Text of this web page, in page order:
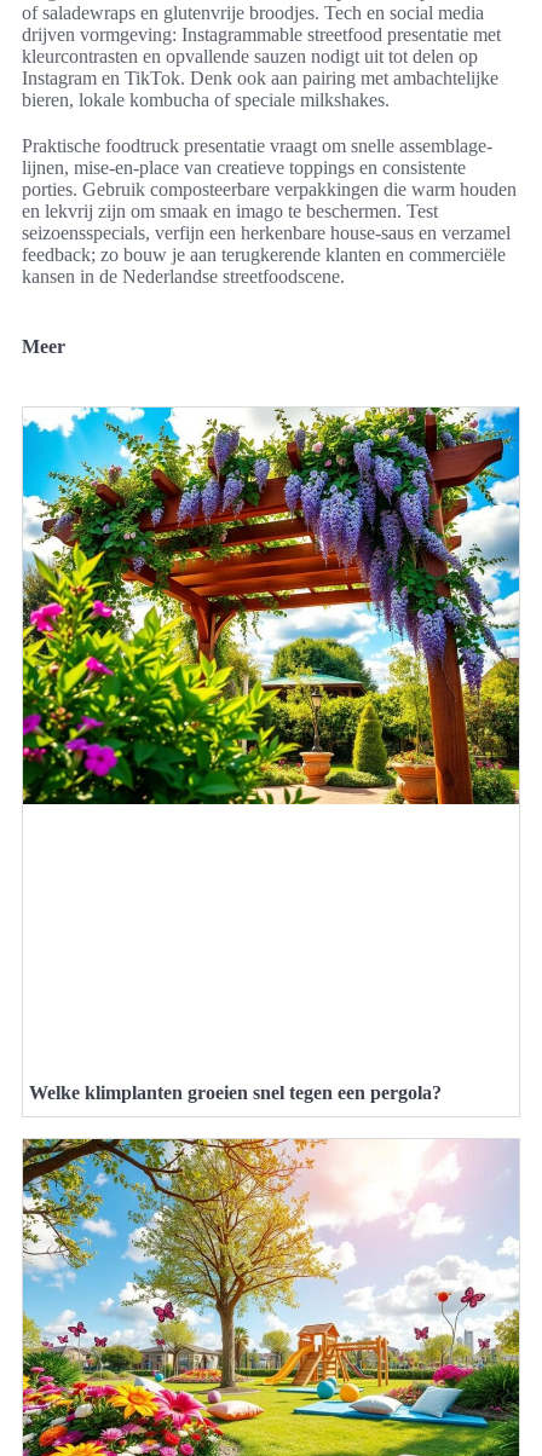
of saladewraps en glutenvrije broodjes. Tech en social media
drijven vormgeving: Instagrammable streetfood presentatie met
kleurcontrasten en opvallende sauzen nodigt uit tot delen op
Instagram en TikTok. Denk ook aan pairing met ambachtelijke
bieren, lokale kombucha of speciale milkshakes.
Praktische foodtruck presentatie vraagt om snelle assemblage-
lijnen, mise-en-place van creatieve toppings en consistente
porties. Gebruik composteerbare verpakkingen die warm houden
en lekvrij zijn om smaak en imago te beschermen. Test
seizoensspecials, verfijn een herkenbare house-saus en verzamel
feedback; zo bouw je aan terugkerende klanten en commerciële
kansen in de Nederlandse streetfoodscene.
Meer
Welke klimplanten groeien snel tegen een pergola?